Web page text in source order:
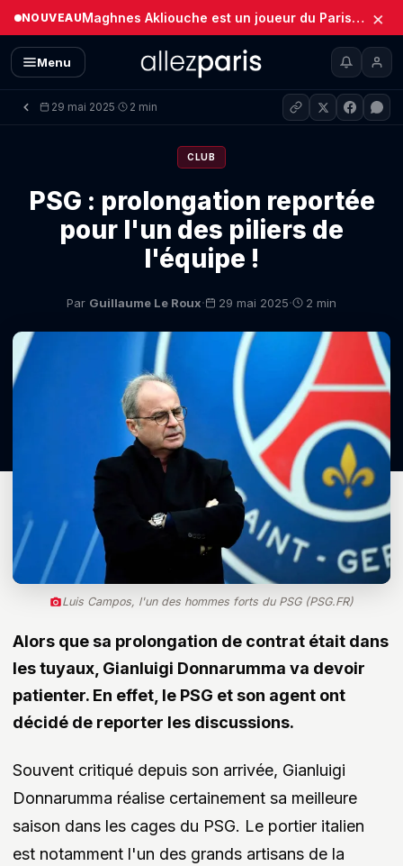
NOUVEAU Maghnes Akliouche est un joueur du Paris Saint-Germain (Officiel) ×
Menu
29 mai 2025· 2 min
CLUB
PSG : prolongation reportée
pour l'un des piliers de
l'équipe !
Par Guillaume Le Roux· 29 mai 2025· 2 min
Luis Campos, l'un des hommes forts du PSG (PSG.FR)
Alors que sa prolongation de contrat était dans
les tuyaux, Gianluigi Donnarumma va devoir
patienter. En effet, le PSG et son agent ont
décidé de reporter les discussions.
Souvent critiqué depuis son arrivée, Gianluigi
Donnarumma réalise certainement sa meilleure
saison dans les cages du PSG. Le portier italien
est notamment l'un des grands artisans de la